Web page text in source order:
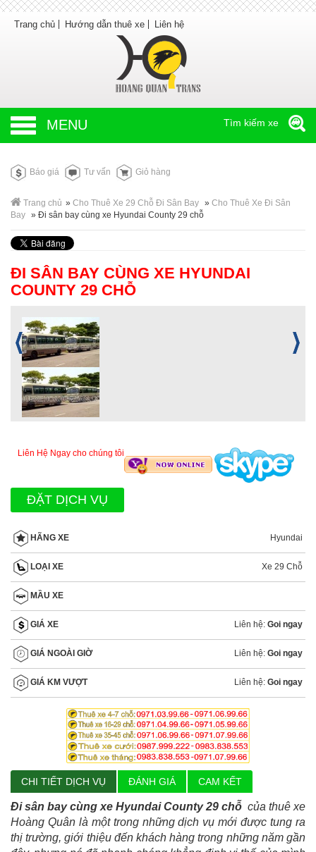
Trang chủ Hướng dẫn thuê xe Liên hệ
MENU Tìm kiếm xe
Báo giá Tư vấn Giỏ hàng
Trang chủ » Cho Thuê Xe 29 Chỗ Đi Sân Bay » Cho Thuê Xe Đi Sân
Bay » Đi sân bay cùng xe Hyundai County 29 chỗ
ĐI SÂN BAY CÙNG XE HYUNDAI
COUNTY 29 CHỖ
Liên Hệ Ngay cho chúng tôi
ĐẶT DỊCH VỤ
HÃNG XE Hyundai
LOẠI XE Xe 29 Chỗ
MẦU XE
GIÁ XE Liên hệ: Goi ngay
GIÁ NGOÀI GIỜ Liên hệ: Goi ngay
GIÁ KM VƯỢT Liên hệ: Goi ngay
CHI TIẾT DỊCH VỤ ĐÁNH GIÁ CAM KẾT
Đi sân bay cùng xe Hyundai County 29 chỗ của thuê xe
Hoàng Quân là một trong những dịch vụ mới được tung ra
thị trường, giới thiệu đến khách hàng trong những năm gần